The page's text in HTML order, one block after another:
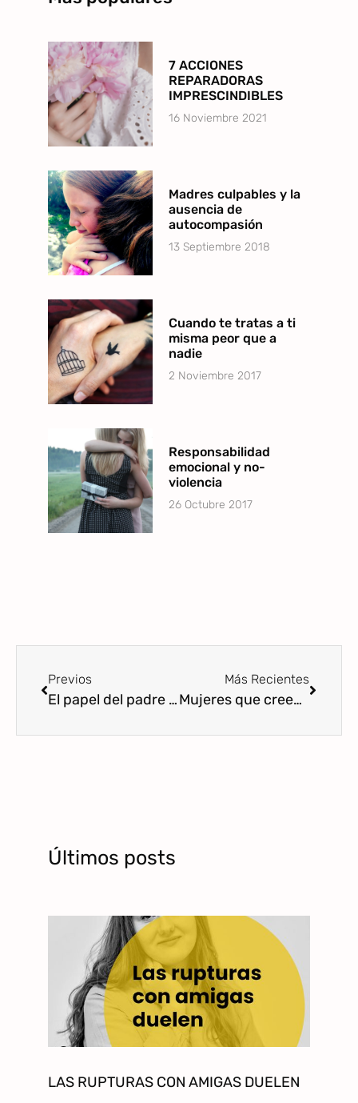
7 ACCIONES
REPARADORAS
IMPRESCINDIBLES
16 Noviembre 2021
Madres culpables y la
ausencia de
autocompasión
13 Septiembre 2018
Cuando te tratas a ti
misma peor que a
nadie
2 Noviembre 2017
Responsabilidad
emocional y no-
violencia
26 Octubre 2017
Previos
El papel del padre en el inicio de la lactancia
Más Recientes
Mujeres que creen que no tienen leche: falsa sensación de hipogalactia
Últimos posts
LAS RUPTURAS CON AMIGAS DUELEN